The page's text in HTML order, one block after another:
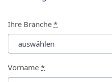
Ihre Branche *
Vorname *